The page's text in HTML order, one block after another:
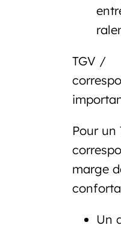
TGV /
Pour un
marge
Un